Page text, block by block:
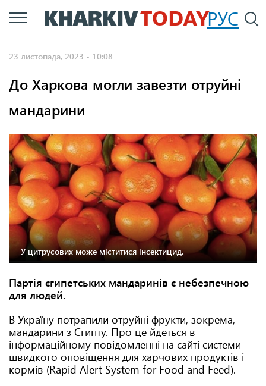
Перейти
до
РУС
23 листопада, 2023 - 10:08
До Харкова могли завезти отруйні
мандарини
У цитрусових може міститися інсектицид.
Партія єгипетських мандаринів є небезпечною
для людей.
В Україну потрапили отруйні фрукти, зокрема,
мандарини з Єгипту. Про це йдеться в
інформаційному повідомленні на сайті системи
швидкого оповіщення для харчових продуктів і
кормів (Rapid Alert System for Food and Feed).